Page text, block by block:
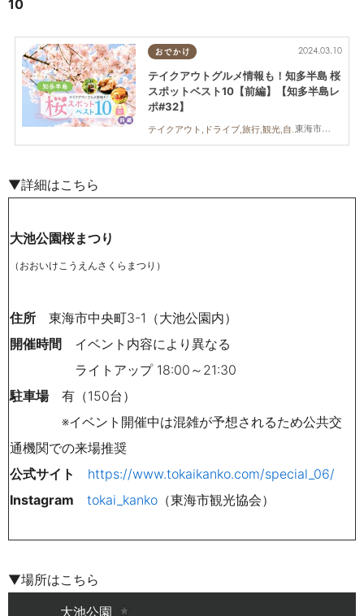
10
おでかけ
東海市,大府市,知多市,東浦町,阿久比町
2024.03.10
テイクアウトグルメ情報も！知多半島 桜
スポットベスト10【前編】【知多半島レ
ポ#32】
テイクアウト,ドライブ,旅行,観光,自然,季節ネタ,夫婦,家族,カップル,友人,ペット,トレンド,桜,お花見,知多半島レポ
▼詳細はこちら
大池公園桜まつり
（おおいけこうえんさくらまつり）
住所 東海市中央町3-1（大池公園内）
開催時間 イベント内容により異なる
ライトアップ 18:00～21:30
駐車場有（150台）
※イベント開催中は混雑が予想されるため公共交
通機関での来場推奨
公式サイト
https://www.tokaikanko.com/special_06/
Instagram
tokai_kanko （東海市観光協会）
▼場所はこちら